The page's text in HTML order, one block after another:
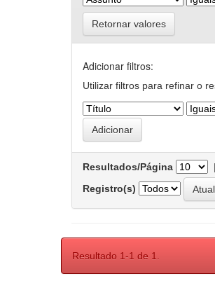
Retornar valores
Adicionar filtros:
Utilizar filtros para refinar o
Resultados/Página
Registro(s)
Resultado 1-1 de 1.